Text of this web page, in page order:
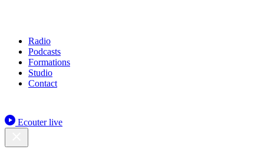
Radio
Podcasts
Formations
Studio
Contact
Ecouter live